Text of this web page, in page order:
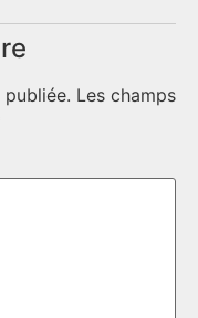
Les champs